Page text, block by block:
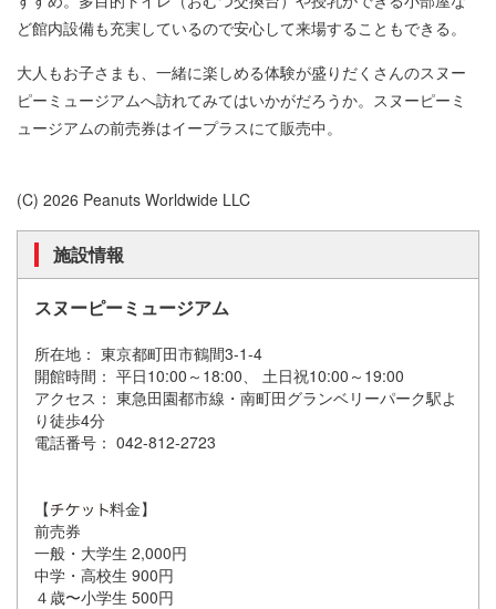
ど館内設備も充実しているので安心して来場することもできる。
大人もお子さまも、一緒に楽しめる体験が盛りだくさんのスヌー
ピーミュージアムへ訪れてみてはいかがだろうか。スヌーピーミ
ュージアムの前売券はイープラスにて販売中。
(C) 2026 Peanuts Worldwide LLC
施設情報
スヌーピーミュージアム
所在地： 東京都町田市鶴間3-1-4
開館時間： 平日10:00～18:00、 土日祝10:00～19:00
アクセス： 東急田園都市線・南町田グランベリーパーク駅よ
り徒歩4分
電話番号： 042-812-2723
【
料金】
前売券
一般・大学生 2,000円
中学・高校生 900円
４歳〜小学生 500円